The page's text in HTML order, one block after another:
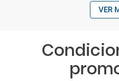
VER